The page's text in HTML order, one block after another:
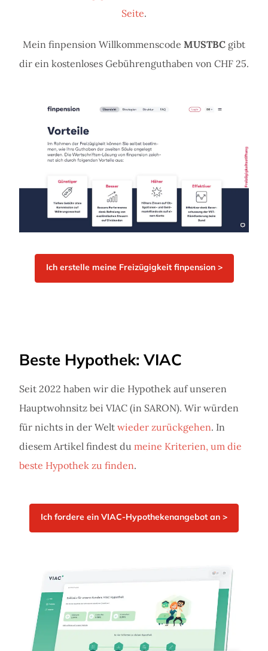
Seite.
Mein finpension Willkommenscode MUSTBC gibt
dir ein kostenloses Gebührenguthaben von CHF 25.
Ich erstelle meine Freizügigkeit finpension >
Beste Hypothek: VIAC
Seit 2022 haben wir die Hypothek auf unseren
Hauptwohnsitz bei VIAC (in SARON). Wir würden
für nichts in der Welt wieder zurückgehen. In
diesem Artikel findest du meine Kriterien, um die
beste Hypothek zu finden.
Ich fordere ein VIAC-Hypothekenangebot an >